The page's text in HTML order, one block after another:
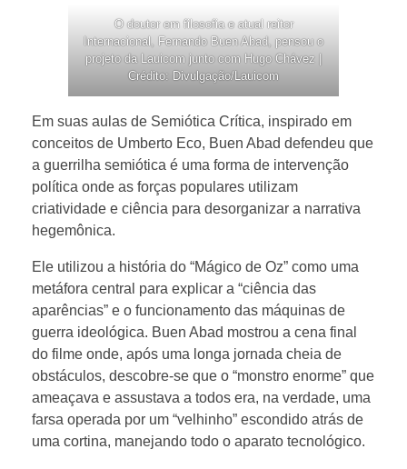
O doutor em filosofia e atual reitor
Internacional, Fernando Buen Abad, pensou o
projeto da Lauicom junto com Hugo Chávez |
Crédito: Divulgação/Lauicom
Em suas aulas de Semiótica Crítica, inspirado em
conceitos de Umberto Eco, Buen Abad defendeu que
a guerrilha semiótica é uma forma de intervenção
política onde as forças populares utilizam
criatividade e ciência para desorganizar a narrativa
hegemônica.
Ele utilizou a história do “Mágico de Oz” como uma
metáfora central para explicar a “ciência das
aparências” e o funcionamento das máquinas de
guerra ideológica. Buen Abad mostrou a cena final
do filme onde, após uma longa jornada cheia de
obstáculos, descobre-se que o “monstro enorme” que
ameaçava e assustava a todos era, na verdade, uma
farsa operada por um “velhinho” escondido atrás de
uma cortina, manejando todo o aparato tecnológico.